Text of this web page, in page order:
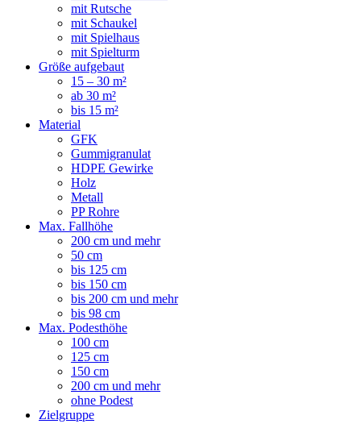
mit Rutsche
mit Schaukel
mit Spielhaus
mit Spielturm
Größe aufgebaut
15 – 30 m²
ab 30 m²
bis 15 m²
Material
GFK
Gummigranulat
HDPE Gewirke
Holz
Metall
PP Rohre
Max. Fallhöhe
200 cm und mehr
50 cm
bis 125 cm
bis 150 cm
bis 200 cm und mehr
bis 98 cm
Max. Podesthöhe
100 cm
125 cm
150 cm
200 cm und mehr
ohne Podest
Zielgruppe